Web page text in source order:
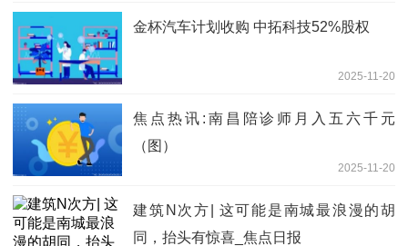
涨超4%
金杯汽车计划收购 中拓科技52%股权
2025-11-20
焦点热讯:南昌陪诊师月入五六千元
（图）
2025-11-20
建筑N次方| 这可能是南城最浪漫的胡
同，抬头有惊喜_焦点日报